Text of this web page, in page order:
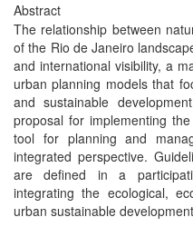
Abstract
The relationship between
of the Rio de Janeiro
and international visibility, a
urban planning models that
and sustainable
proposal for implementing
tool for planning and
integrated perspective.
are defined in a
integrating the ecological,
urban sustainable